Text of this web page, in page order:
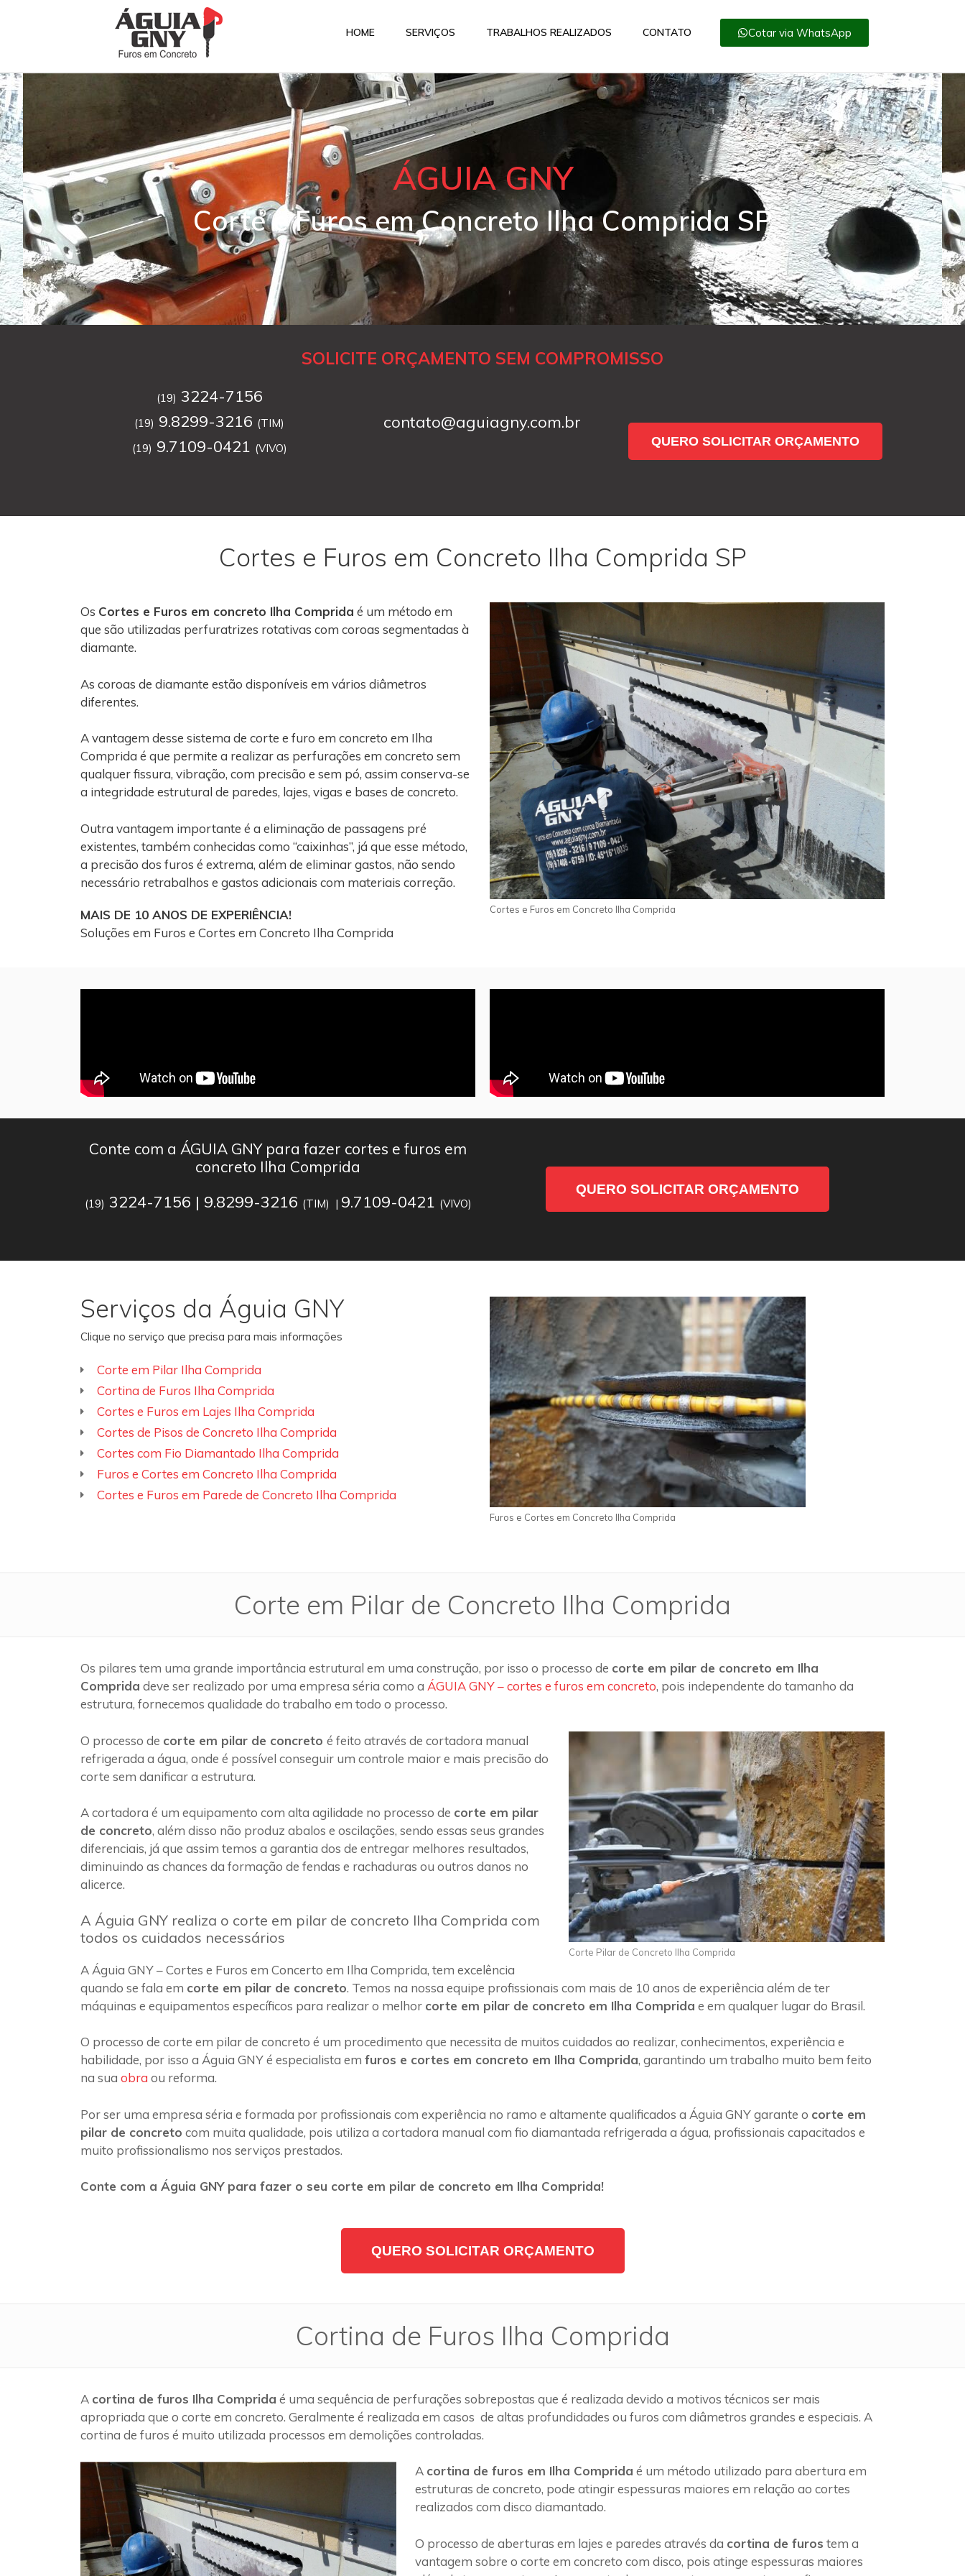
HOME SERVIÇOS TRABALHOS REALIZADOS CONTATO Cotar via WhatsApp
ÁGUIA GNY
Corte e Furos em Concreto Ilha Comprida SP
SOLICITE ORÇAMENTO SEM COMPROMISSO
(19) 3224-7156
(19) 9.8299-3216 (TIM)
(19) 9.7109-0421 (VIVO)
contato@aguiagny.com.br
QUERO SOLICITAR ORÇAMENTO
Cortes e Furos em Concreto Ilha Comprida SP
Os Cortes e Furos em concreto Ilha Comprida é um método em
que são utilizadas perfuratrizes rotativas com coroas segmentadas à
diamante.
As coroas de diamante estão disponíveis em vários diâmetros
diferentes.
A vantagem desse sistema de corte e furo em concreto em Ilha
Comprida é que permite a realizar as perfurações em concreto sem
qualquer fissura, vibração, com precisão e sem pó, assim conserva-se
a integridade estrutural de paredes, lajes, vigas e bases de concreto.
Outra vantagem importante é a eliminação de passagens pré
existentes, também conhecidas como “caixinhas”, já que esse método,
a precisão dos furos é extrema, além de eliminar gastos, não sendo
necessário retrabalhos e gastos adicionais com materiais correção.
MAIS DE 10 ANOS DE EXPERIÊNCIA!
Soluções em Furos e Cortes em Concreto Ilha Comprida
Cortes e Furos em Concreto Ilha Comprida
Conte com a ÁGUIA GNY para fazer cortes e furos em
concreto Ilha Comprida
(19) 3224-7156 | 9.8299-3216 (TIM) | 9.7109-0421 (VIVO)
QUERO SOLICITAR ORÇAMENTO
Serviços da Águia GNY
Clique no serviço que precisa para mais informações
Corte em Pilar Ilha Comprida
Cortina de Furos Ilha Comprida
Cortes e Furos em Lajes Ilha Comprida
Cortes de Pisos de Concreto Ilha Comprida
Cortes com Fio Diamantado Ilha Comprida
Furos e Cortes em Concreto Ilha Comprida
Cortes e Furos em Parede de Concreto Ilha Comprida
Furos e Cortes em Concreto Ilha Comprida
Corte em Pilar de Concreto Ilha Comprida
Os pilares tem uma grande importância estrutural em uma construção, por isso o processo de corte em pilar de concreto em Ilha
Comprida deve ser realizado por uma empresa séria como a ÁGUIA GNY – cortes e furos em concreto, pois independente do tamanho da
estrutura, fornecemos qualidade do trabalho em todo o processo.
Corte Pilar de Concreto Ilha Comprida
O processo de corte em pilar de concreto é feito através de cortadora manual
refrigerada a água, onde é possível conseguir um controle maior e mais precisão do
corte sem danificar a estrutura.
A cortadora é um equipamento com alta agilidade no processo de corte em pilar
de concreto, além disso não produz abalos e oscilações, sendo essas seus grandes
diferenciais, já que assim temos a garantia dos de entregar melhores resultados,
diminuindo as chances da formação de fendas e rachaduras ou outros danos no
alicerce.
A Águia GNY realiza o corte em pilar de concreto Ilha Comprida com
todos os cuidados necessários
A Águia GNY – Cortes e Furos em Concerto em Ilha Comprida, tem excelência
quando se fala em corte em pilar de concreto. Temos na nossa equipe profissionais com mais de 10 anos de experiência além de ter
máquinas e equipamentos específicos para realizar o melhor corte em pilar de concreto em Ilha Comprida e em qualquer lugar do Brasil.
O processo de corte em pilar de concreto é um procedimento que necessita de muitos cuidados ao realizar, conhecimentos, experiência e
habilidade, por isso a Águia GNY é especialista em furos e cortes em concreto em Ilha Comprida, garantindo um trabalho muito bem feito
na sua obra ou reforma.
Por ser uma empresa séria e formada por profissionais com experiência no ramo e altamente qualificados a Águia GNY garante o corte em
pilar de concreto com muita qualidade, pois utiliza a cortadora manual com fio diamantada refrigerada a água, profissionais capacitados e
muito profissionalismo nos serviços prestados.
Conte com a Águia GNY para fazer o seu corte em pilar de concreto em Ilha Comprida!
QUERO SOLICITAR ORÇAMENTO
Cortina de Furos Ilha Comprida
A cortina de furos Ilha Comprida é uma sequência de perfurações sobrepostas que é realizada devido a motivos técnicos ser mais
apropriada que o corte em concreto. Geralmente é realizada em casos de altas profundidades ou furos com diâmetros grandes e especiais. A
cortina de furos é muito utilizada processos em demolições controladas.
A cortina de furos em Ilha Comprida é um método utilizado para abertura em
estruturas de concreto, pode atingir espessuras maiores em relação ao cortes
realizados com disco diamantado.
O processo de aberturas em lajes e paredes através da cortina de furos tem a
vantagem sobre o corte em concreto com disco, pois atinge espessuras maiores